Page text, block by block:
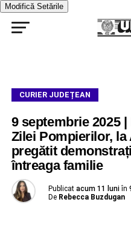
Modifică Setările
CURIER JUDEȚEAN
9 septembrie 2025
Zilei Pompierilor, la
pregătit
întreaga familie
Publicat acum 11 luni în
De Rebecca Buzdugan